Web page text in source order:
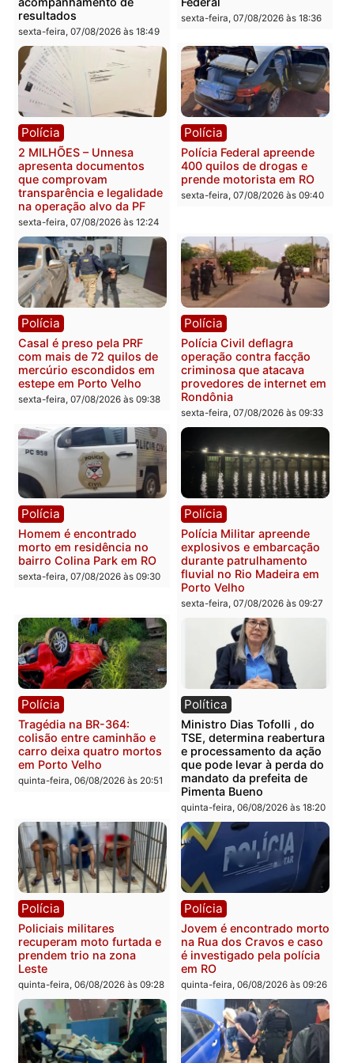
Política
Marcos Rogério apresenta
Plano de Governo com
228 projetos, metas
públicas e
acompanhamento de
resultados
sexta-feira, 07/08/2026 às 18:49
Política
Eleições 2026: Pastor
Evanildo pode ser o
primeiro pastor de
Rondônia na Câmara
Federal
sexta-feira, 07/08/2026 às
Polícia
2 MILHÕES – Unnesa
apresenta documentos
que comprovam
transparência e legalidade
na operação alvo da PF
sexta-feira, 07/08/2026 às 12:24
Polícia
Polícia Federal apreende
400 quilos de drogas e
prende motorista em RO
sexta-feira, 07/08/2026 às
Polícia
Casal é preso pela PRF
com mais de 72 quilos de
mercúrio escondidos em
estepe em Porto Velho
Polícia
Polícia Civil deflagra
operação contra facção
criminosa que atacava
provedores de internet
Rondônia
sexta-feira, 07/08/2026 às
Polícia
Homem é encontrado
morto em residência no
bairro Colina Park em RO
Polícia
Polícia Militar apreende
explosivos e
durante patrulhamento
fluvial no Rio Madeira em
Porto Velho
sexta-feira, 07/08/2026 às
Polícia
Tragédia na BR-364:
colisão entre caminhão e
carro deixa quatro mortos
em Porto Velho
quinta-feira, 06/08/2026 às 20:51
Política
Ministro Dias Tofolli , do
TSE, determina
e processamento da
que pode levar à perda
mandato da prefeita de
Pimenta Bueno
quinta-feira, 06/08/2026 às